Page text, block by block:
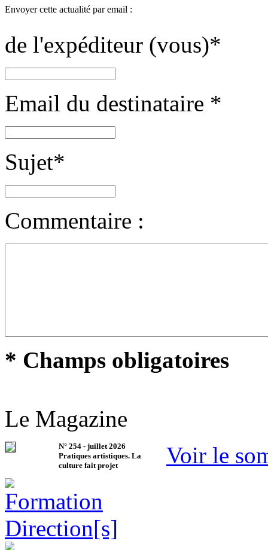
Envoyer cette actualité par email :
de l'expéditeur (vous)*
Email du destinataire *
Sujet*
Commentaire :
* Champs obligatoires
Le Magazine
N° 254 - juillet 2026
Pratiques artistiques. La
culture fait projet
Voir le